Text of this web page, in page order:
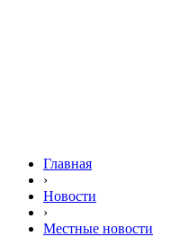
Главная
›
Новости
›
Местные новости